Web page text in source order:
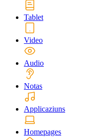
Tablet
Video
Audio
Notas
Applicaziuns
Homepages